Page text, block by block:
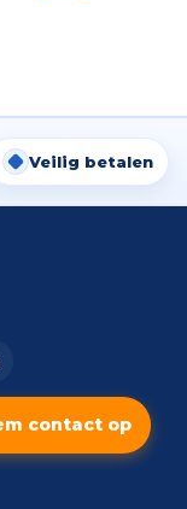
Veilig betalen
contact op